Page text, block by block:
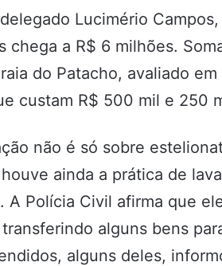
Lucimério
chega a R$ 6 milhões.
do Patacho, avaliado
custam R$ 500 mil e 250
não é só sobre
ainda a prática de
A Polícia Civil afirma que
alguns bens
alguns deles,